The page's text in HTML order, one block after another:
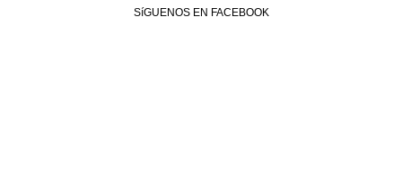
SíGUENOS EN FACEBOOK